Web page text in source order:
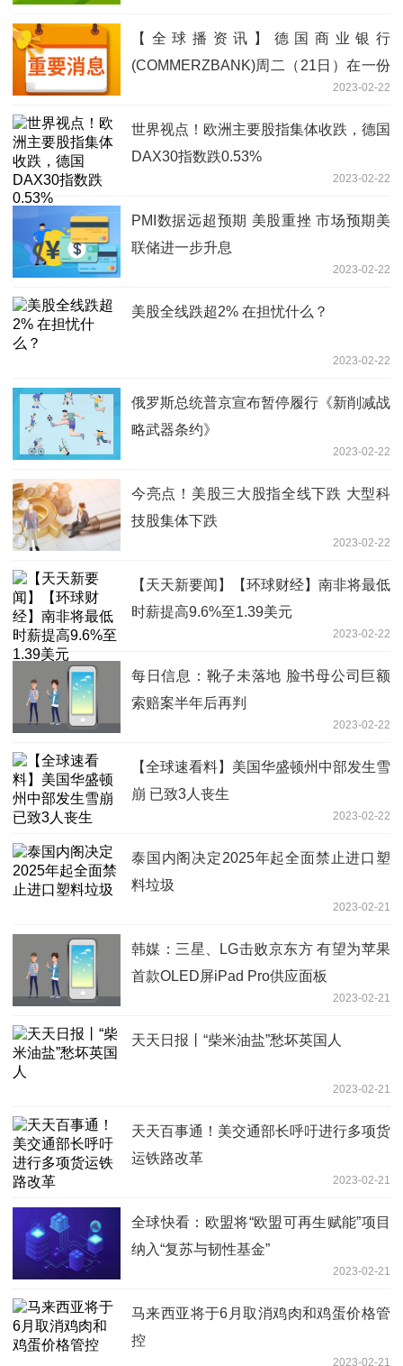
【全球播资讯】德国商业银行
(COMMERZBANK)周二（21日）在一份
报告中称，下调上半年黄金价格预估至
1800美元/盎司
2023-02-22
世界视点！欧洲主要股指集体收跌，德国
DAX30指数跌0.53%
2023-02-22
PMI数据远超预期 美股重挫 市场预期美
联储进一步升息
2023-02-22
美股全线跌超2% 在担忧什么？
2023-02-22
俄罗斯总统普京宣布暂停履行《新削减战
略武器条约》
2023-02-22
今亮点！美股三大股指全线下跌 大型科
技股集体下跌
2023-02-22
【天天新要闻】【环球财经】南非将最低
时薪提高9.6%至1.39美元
2023-02-22
每日信息：靴子未落地 脸书母公司巨额
索赔案半年后再判
2023-02-22
【全球速看料】美国华盛顿州中部发生雪
崩 已致3人丧生
2023-02-22
泰国内阁决定2025年起全面禁止进口塑
料垃圾
2023-02-21
韩媒：三星、LG击败京东方 有望为苹果
首款OLED屏iPad Pro供应面板
2023-02-21
天天日报丨“柴米油盐”愁坏英国人
2023-02-21
天天百事通！美交通部长呼吁进行多项货
运铁路改革
2023-02-21
全球快看：欧盟将“欧盟可再生赋能”项目
纳入“复苏与韧性基金”
2023-02-21
马来西亚将于6月取消鸡肉和鸡蛋价格管
控
2023-02-21